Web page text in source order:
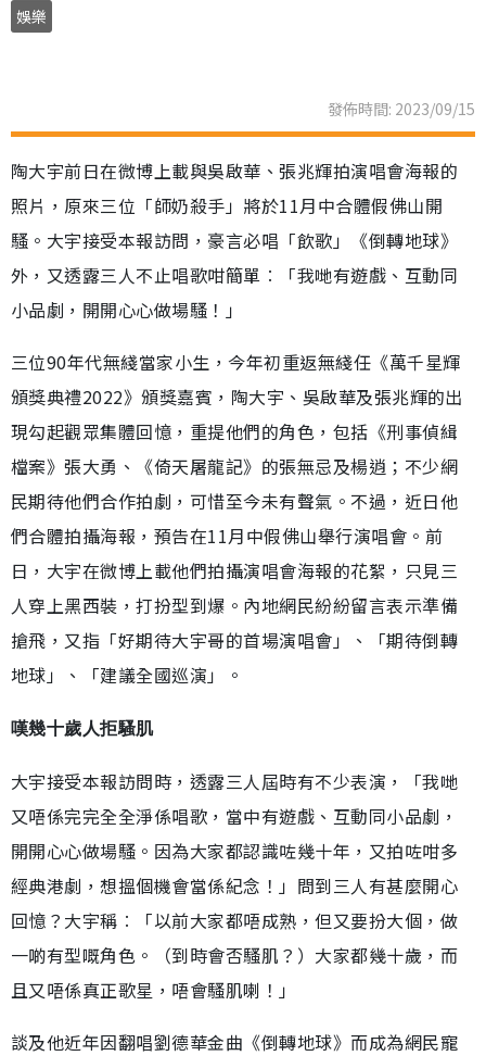
娛樂
發佈時間: 2023/09/15
陶大宇前日在微博上載與吳啟華、張兆輝拍演唱會海報的
照片，原來三位「師奶殺手」將於11月中合體假佛山開
騷。大宇接受本報訪問，豪言必唱「飲歌」《倒轉地球》
外，又透露三人不止唱歌咁簡單︰「我哋有遊戲、互動同
小品劇，開開心心做場騷！」
三位90年代無綫當家小生，今年初重返無綫任《萬千星輝
頒獎典禮2022》頒獎嘉賓，陶大宇、吳啟華及張兆輝的出
現勾起觀眾集體回憶，重提他們的角色，包括《刑事偵緝
檔案》張大勇、《倚天屠龍記》的張無忌及楊逍；不少網
民期待他們合作拍劇，可惜至今未有聲氣。不過，近日他
們合體拍攝海報，預告在11月中假佛山舉行演唱會。前
日，大宇在微博上載他們拍攝演唱會海報的花絮，只見三
人穿上黑西裝，打扮型到爆。內地網民紛紛留言表示準備
搶飛，又指「好期待大宇哥的首場演唱會」、「期待倒轉
地球」、「建議全國巡演」。
嘆幾十歲人拒騷肌
大宇接受本報訪問時，透露三人屆時有不少表演，「我哋
又唔係完完全全淨係唱歌，當中有遊戲、互動同小品劇，
開開心心做場騷。因為大家都認識咗幾十年，又拍咗咁多
經典港劇，想搵個機會當係紀念！」問到三人有甚麼開心
回憶？大宇稱︰「以前大家都唔成熟，但又要扮大個，做
一啲有型嘅角色。（到時會否騷肌？）大家都幾十歲，而
且又唔係真正歌星，唔會騷肌喇！」
談及他近年因翻唱劉德華金曲《倒轉地球》而成為網民寵